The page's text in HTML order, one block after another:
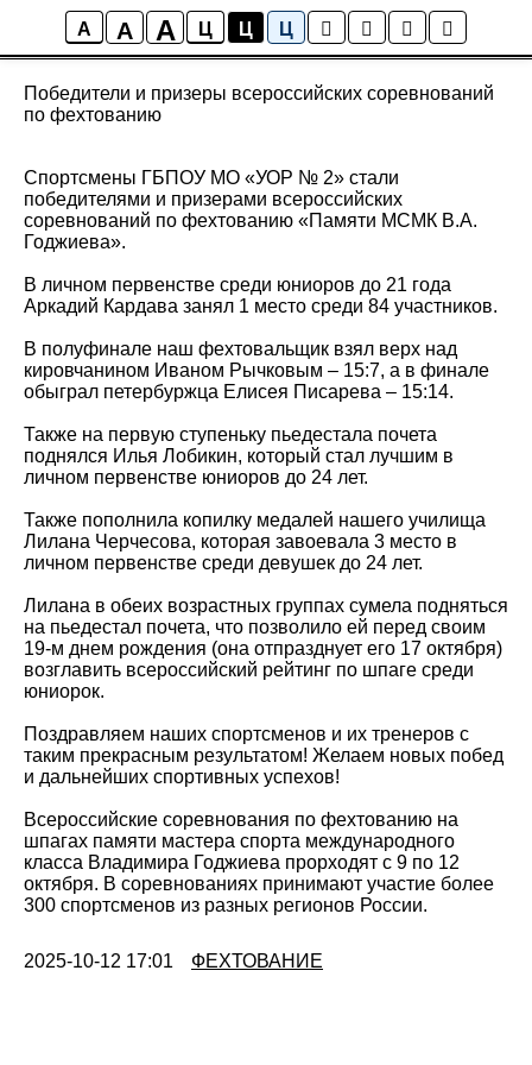
A A A Ц Ц Ц
Новости
Победители и призеры всероссийских соревнований
по фехтованию
Спортсмены ГБПОУ МО «УОР № 2» стали
победителями и призерами всероссийских
соревнований по фехтованию «Памяти МСМК В.А.
Годжиева».
В личном первенстве среди юниоров до 21 года
Аркадий Кардава занял 1 место среди 84 участников.
В полуфинале наш фехтовальщик взял верх над
кировчанином Иваном Рычковым – 15:7, а в финале
обыграл петербуржца Елисея Писарева – 15:14.
Также на первую ступеньку пьедестала почета
поднялся Илья Лобикин, который стал лучшим в
личном первенстве юниоров до 24 лет.
Также пополнила копилку медалей нашего училища
Лилана Черчесова, которая завоевала 3 место в
личном первенстве среди девушек до 24 лет.
Лилана в обеих возрастных группах сумела подняться
на пьедестал почета, что позволило ей перед своим
19-м днем рождения (она отпразднует его 17 октября)
возглавить всероссийский рейтинг по шпаге среди
юниорок.
Поздравляем наших спортсменов и их тренеров с
таким прекрасным результатом! Желаем новых побед
и дальнейших спортивных успехов!
Всероссийские соревнования по фехтованию на
шпагах памяти мастера спорта международного
класса Владимира Годжиева прорходят с 9 по 12
октября. В соревнованиях принимают участие более
300 спортсменов из разных регионов России.
2025-10-12 17:01 ФЕХТОВАНИЕ